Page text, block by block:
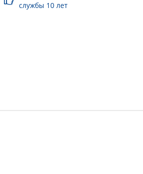
службы 10 лет